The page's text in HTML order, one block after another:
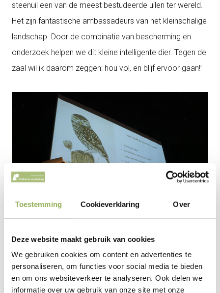
Toestemming Cookieverklaring Over
Deze website maakt gebruik van cookies
We gebruiken cookies om content en advertenties te
personaliseren, om functies voor social media te bieden
en om ons websiteverkeer te analyseren. Ook delen we
informatie over uw gebruik van onze site met onze
steenuil een van de meest bestudeerde uilen ter wereld.
Het zijn fantastische ambassadeurs van het kleinschalige
landschap. Door de combinatie van bescherming en
onderzoek helpen we dit kleine intelligente dier. Tegen de
zaal wil ik daarom zeggen: hou vol, en blijf ervoor gaan!’
Dries van Nieuwenhuyse, spreker van de avond